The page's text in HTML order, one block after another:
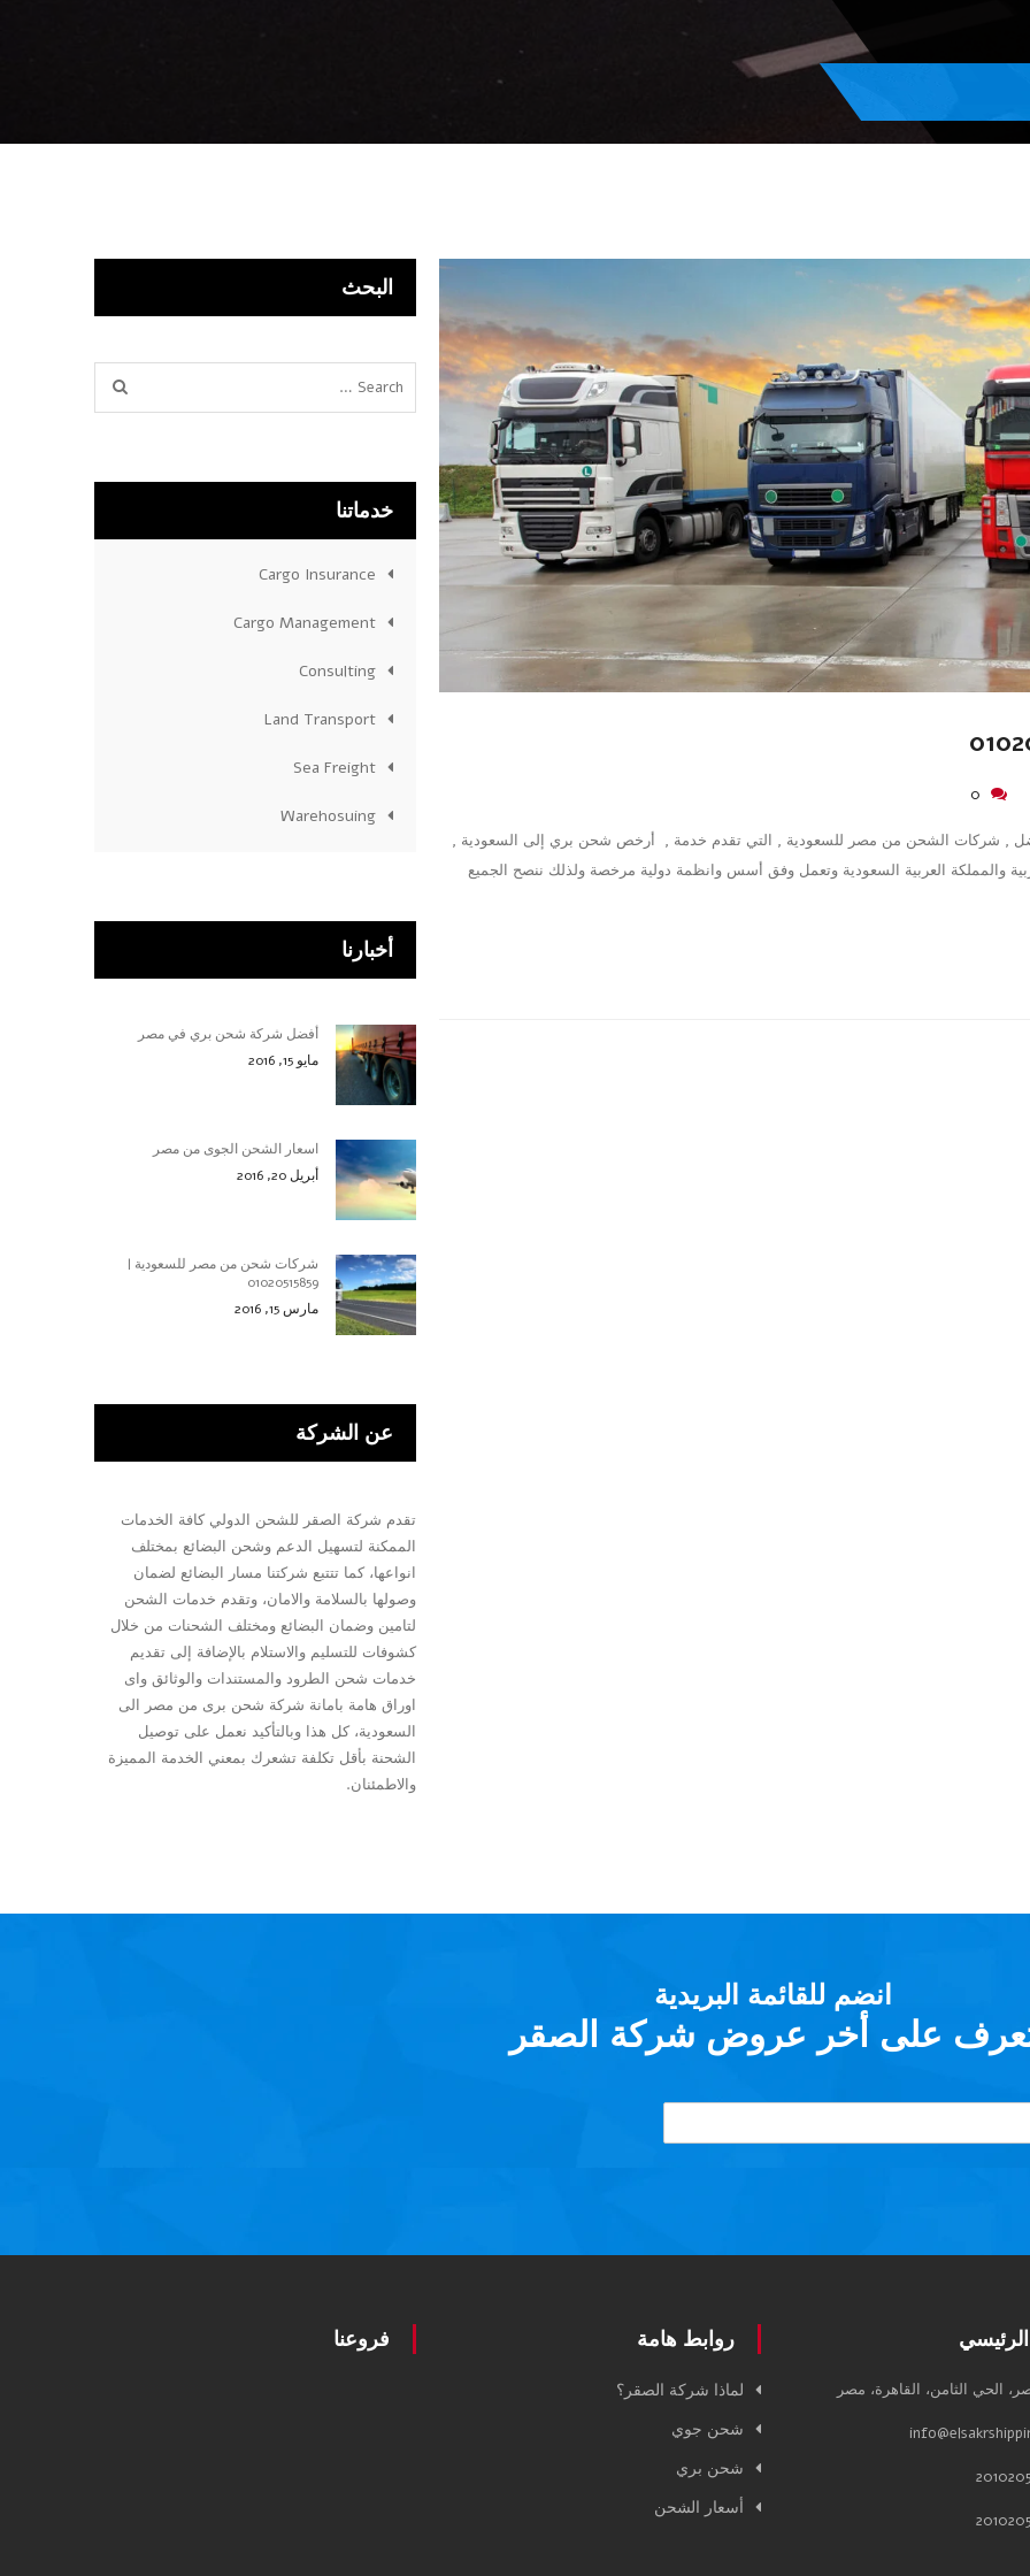
, شركات الشحن من مصر للسعودية , التي تقدم خدمة , أرخص شحن بري إلى السعودية ,
والمملكة العربية السعودية وتعمل وفق أسس وانظمة دولية مرخصة ولذلك ننصح الجميع
البحث
خدماتنا
Cargo Insurance
Cargo Management
Consulting
Land Transport
Sea Freight
Warehosuing
أخبارنا
أفضل شركة شحن بري في مصر
مايو 15, 2016
اسعار الشحن الجوى من مصر
أبريل 20, 2016
شركات شحن من مصر للسعودية |
01020515859
مارس 15, 2016
عن الشركة
تقدم شركة الصقر للشحن الدولي كافة الخدمات
الممكنة لتسهيل الدعم وشحن البضائع بمختلف
انواعها، كما تتتبع شركتنا مسار البضائع لضمان
وصولها بالسلامة والامان، وتقدم خدمات الشحن
لتامين وضمان البضائع ومختلف الشحنات من خلال
كشوفات للتسليم والاستلام بالإضافة إلى تقديم
خدمات شحن الطرود والمستندات والوثائق واى
اوراق هامة بامانة شركة شحن برى من مصر الى
السعودية، كل هذا وبالتأكيد نعمل على توصيل
الشحنة بأقل تكلفة تشعرك بمعني الخدمة المميزة
والاطمئنان.
انضم للقائمة البريدية
على أخر عروض شركة الصقر
الحي الثامن، القاهرة، مصر
روابط هامة
لماذا شركة الصقر؟
شحن جوي
شحن بري
أسعار الشحن
فروعنا